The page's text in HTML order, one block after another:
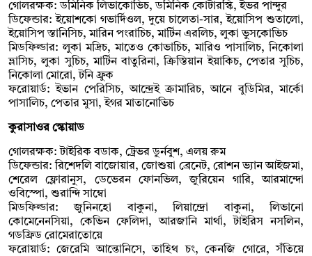
গোলরক্ষক: ডমিনিক লিভাকোভিচ, ডমিনিক কোটারস্কি, ইভর পান্দুর
ডিফেন্ডার: ইয়োশকো গভার্দিওল, দুয়ে চালেতা-সার, ইয়োসিপ শুতালো,
ইয়োসিপ স্তানিসিচ, মারিন পংরাচিচ, মার্টিন এরলিচ, লুকা ভুসকোভিচ
মিডফিল্ডার: লুকা মদ্রিচ, মাতেও কোভাচিচ, মারিও পাসালিচ, নিকোলা
ভ্লাসিচ, লুকা সুচিচ, মার্টিন বাতুরিনা, ক্রিস্তিয়ান ইয়াকিচ, পেতার সুচিচ,
নিকোলা মোরো, টনি ফ্রুক
ফরোয়ার্ড: ইভান পেরিসিচ, আন্দ্রেই ক্রামারিচ, আনে বুডিমির, মার্কো
পাসালিচ, পেতার মুসা, ইগর মাতানোভিচ
কুরাসাওর স্কোয়াড
গোলরক্ষক: টাইরিক বডাক, ট্রেভর ডুর্নবুশ, এলয় রুম
ডিফেন্ডার: রিশেদলি বাজোয়ার, জোশুয়া ব্রেনেট, রোশন ভ্যান আইজমা,
শেরেল ফ্লোরানুস, ডেভেরন ফোনভিল, জুরিয়েন গারি, আরমান্দো
ওবিস্পো, শুরান্দি সাম্বো
মিডফিল্ডার: জুনিনহো বাকুনা, লিয়ান্দ্রো বাকুনা, লিভানো
কোমেনেনসিয়া, কেভিন ফেলিদা, আরজানি মার্থা, টাইরিস নসলিন,
গডফ্রিড রোমেরাতোয়ে
ফরোয়ার্ড: জেরেমি আন্তোনিসে, তাহিথ চং, কেনজি গোরে, সঁতিয়ে